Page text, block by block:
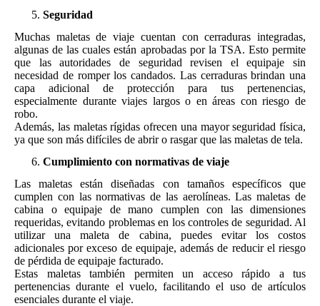
Seguridad
Muchas maletas de viaje cuentan con cerraduras integradas,
algunas de las cuales están aprobadas por la TSA. Esto permite
que las autoridades de seguridad revisen el equipaje sin
necesidad de romper los candados. Las cerraduras brindan una
capa adicional de protección para tus pertenencias,
especialmente durante viajes largos o en áreas con riesgo de
robo.
Además, las maletas rígidas ofrecen una mayor seguridad física,
ya que son más difíciles de abrir o rasgar que las maletas de tela.
Cumplimiento con normativas de viaje
Las maletas están diseñadas con tamaños específicos que
cumplen con las normativas de las aerolíneas. Las maletas de
cabina o equipaje de mano cumplen con las dimensiones
requeridas, evitando problemas en los controles de seguridad. Al
utilizar una maleta de cabina, puedes evitar los costos
adicionales por exceso de equipaje, además de reducir el riesgo
de pérdida de equipaje facturado.
Estas maletas también permiten un acceso rápido a tus
pertenencias durante el vuelo, facilitando el uso de artículos
esenciales durante el viaje.